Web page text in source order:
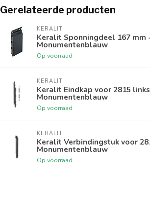
Gerelateerde producten
KERALIT
Keralit Sponningdeel 167 mm
Monumentenblauw
Op voorraad
KERALIT
Keralit Eindkap voor 2815
Monumentenblauw
Op voorraad
KERALIT
Keralit Verbindingstuk voor
Monumentenblauw
Op voorraad